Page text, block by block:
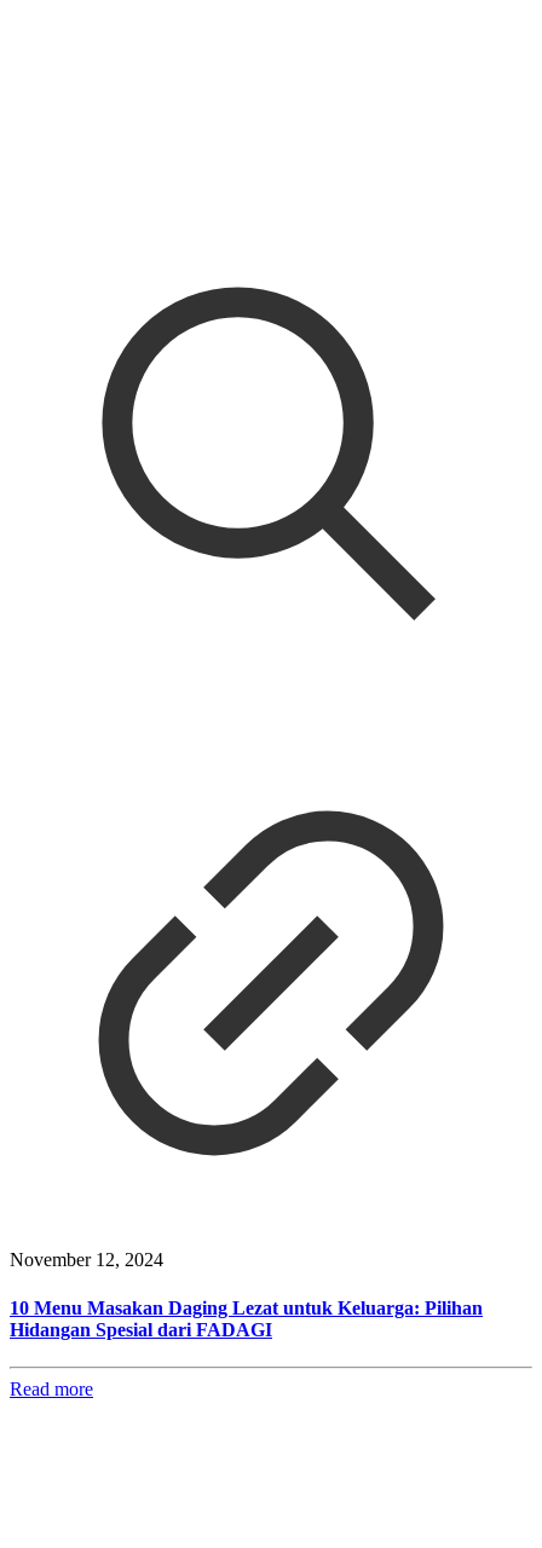
November 12, 2024
10 Menu Masakan Daging Lezat untuk Keluarga: Pilihan
Hidangan Spesial dari FADAGI
Read more